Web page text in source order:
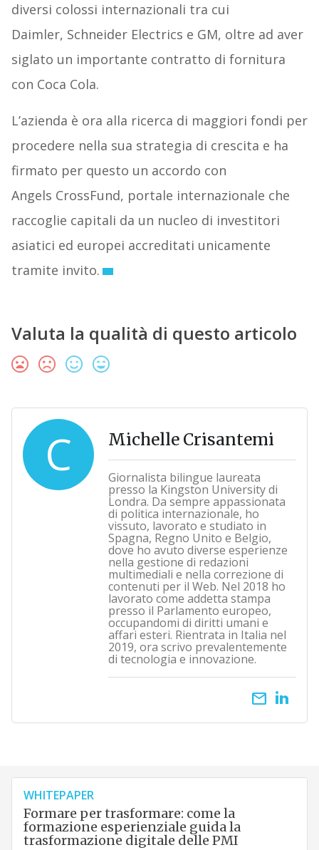
diversi colossi internazionali tra cui
Daimler, Schneider Electrics e GM, oltre ad aver
siglato un importante contratto di fornitura
con Coca Cola.
L’azienda è ora alla ricerca di maggiori fondi per
procedere nella sua strategia di crescita e ha
firmato per questo un accordo con
Angels CrossFund, portale internazionale che
raccoglie capitali da un nucleo di investitori
asiatici ed europei accreditati unicamente
tramite invito.
Valuta la qualità di questo articolo
C Michelle Crisantemi
Giornalista bilingue laureata
presso la Kingston University di
Londra. Da sempre appassionata
di politica internazionale, ho
vissuto, lavorato e studiato in
Spagna, Regno Unito e Belgio,
dove ho avuto diverse esperienze
nella gestione di redazioni
multimediali e nella correzione di
contenuti per il Web. Nel 2018 ho
lavorato come addetta stampa
presso il Parlamento europeo,
occupandomi di diritti umani e
affari esteri. Rientrata in Italia nel
2019, ora scrivo prevalentemente
di tecnologia e innovazione.
email
WHITEPAPER
Formare per trasformare: come la
formazione esperienziale guida la
trasformazione digitale delle PMI